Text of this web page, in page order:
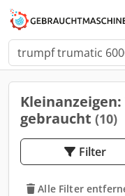
gebraucht (10)
Filter
Alle Filter